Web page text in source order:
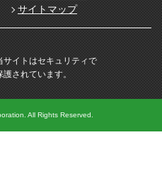
サイトマップ
サイトはセキュリティで
護されています。
All Rights Reserved.